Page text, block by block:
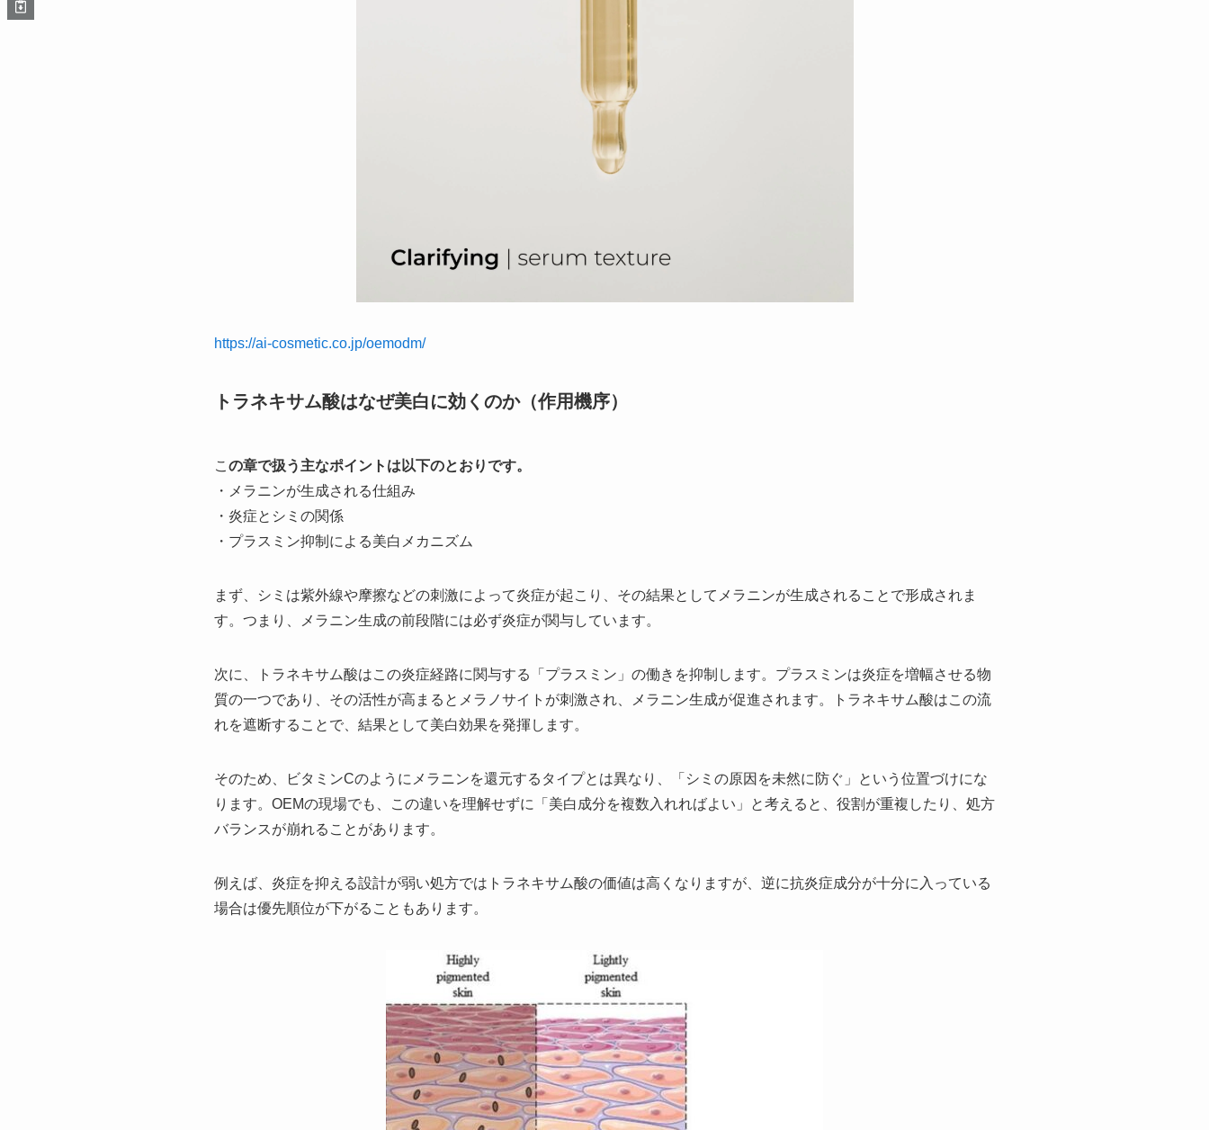
https://ai-cosmetic.co.jp/oemodm/
トラネキサム酸はなぜ美白に効くのか（作用機序）
こ の章で扱う主なポイントは以下のとおりです。
・メラニンが生成される仕組み
・炎症とシミの関係
・プラスミン抑制による美白メカニズム
まず、シミは紫外線や摩擦などの刺激によって炎症が起こり、その結果としてメラニンが生成されることで形成されま
す。つまり、メラニン生成の前段階には必ず炎症が関与しています。
次に、トラネキサム酸はこの炎症経路に関与する「プラスミン」の働きを抑制します。プラスミンは炎症を増幅させる物
質の一つであり、その活性が高まるとメラノサイトが刺激され、メラニン生成が促進されます。トラネキサム酸はこの流
れを遮断することで、結果として美白効果を発揮します。
そのため、ビタミンCのようにメラニンを還元するタイプとは異なり、「シミの原因を未然に防ぐ」という位置づけにな
ります。OEMの現場でも、この違いを理解せずに「美白成分を複数入れればよい」と考えると、役割が重複したり、処方
バランスが崩れることがあります。
例えば、炎症を抑える設計が弱い処方ではトラネキサム酸の価値は高くなりますが、逆に抗炎症成分が十分に入っている
場合は優先順位が下がることもあります。